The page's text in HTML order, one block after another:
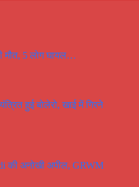
मौत, 5 लोग घायल…
हुई बोलेरो, खाई में गिरने
की अनोखी अपील, GRWM